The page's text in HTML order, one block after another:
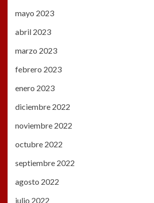
mayo 2023
abril 2023
marzo 2023
febrero 2023
enero 2023
diciembre 2022
noviembre 2022
octubre 2022
septiembre 2022
agosto 2022
julio 2022